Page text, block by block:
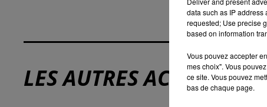
LES AUTRES ACTUALITÉS
data such as IP
requested; Use precise
based on information
Vous pouvez accepter
mes choix". Vous
ce site. Vous pouvez
bas de chaque page.